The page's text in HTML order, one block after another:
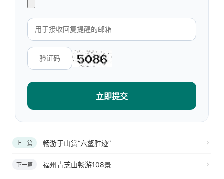
立即提交
上一篇 畅游于山赏“六鳌胜迹”
下一篇 福州青芝山畅游108景